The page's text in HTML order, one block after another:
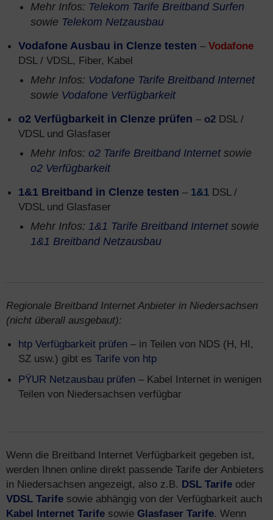
Mehr Infos: Telekom Tarife Breitband Surfen
sowie Telekom Netzausbau
Vodafone Ausbau in Clenze testen – Vodafone
DSL / VDSL, Fiber, Kabel
Mehr Infos: Vodafone Tarife Breitband Internet
sowie Vodafone Verfügbarkeit
o2 Verfügbarkeit in Clenze prüfen – o2 DSL /
VDSL und Glasfaser
Mehr Infos: o2 Tarife Breitband Internetsowie
o2 Verfügbarkeit
1&1 Breitband in Clenze testen – 1&1 DSL /
VDSL und Glasfaser
Mehr Infos: 1&1 Tarife Breitband Internetsowie
1&1 Breitband Netzausbau
Regionale Breitband Internet Anbieter in Niedersachsen
(nicht überall ausgebaut):
htp Verfügbarkeit prüfen – in Teilen von NDS (H, HI,
SZ usw.) gibt es Tarife von htp
PŸUR Netzausbau prüfen – Kabel Internet in wenigen
Teilen von Niedersachsen verfügbar
Wenn die Breitband Internet Verfügbarkeit gegeben ist,
werden Ihnen online direkt passende Tarife der Anbieters
in Niedersachsen angezeigt, also z.B. DSL Tarife oder
VDSL Tarife sowie abhängig von der Verfügbarkeit auch
Kabel Internet Tarife sowie Glasfaser Tarife. Wenn